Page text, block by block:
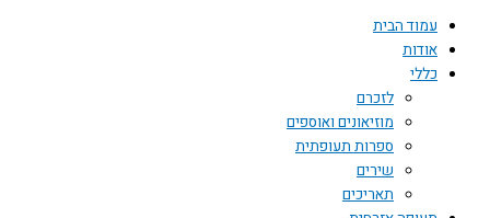
עמוד הבית
אודות
כללי
לזכרם
מוזיאונים ואוספים
ספרות תעופתית
שירים
תאריכים